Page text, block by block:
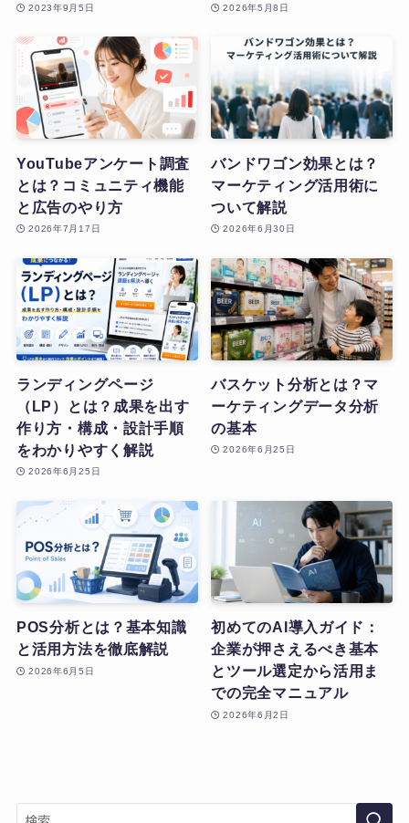
2023年9月5日 2026年5月8日
YouTubeアンケート調査
とは？コミュニティ機能
と広告のやり方
2026年7月17日
バンドワゴン効果とは？
マーケティング活用術に
ついて解説
2026年6月30日
ランディングページ
（LP）とは？成果を出す
作り方・構成・設計手順
をわかりやすく解説
2026年6月25日
バスケット分析とは？マ
ーケティングデータ分析
の基本
2026年6月25日
POS分析とは？基本知識
と活用方法を徹底解説
2026年6月5日
初めてのAI導入ガイド：
企業が押さえるべき基本
とツール選定から活用ま
での完全マニュアル
2026年6月2日